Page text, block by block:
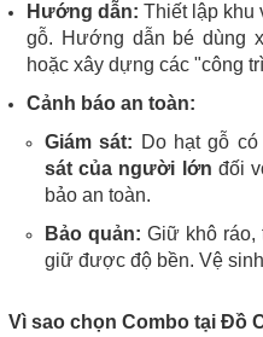
Hướng dẫn: Thiết lập khu
gỗ. Hướng dẫn bé dùng
hoặc xây dựng các "công
Cảnh báo an toàn:
Giám sát: Do hạt gỗ
sát của người lớn đối
bảo an toàn.
Bảo quản: Giữ khô ráo,
giữ được độ bền. Vệ
Vì sao chọn Combo tại Đồ